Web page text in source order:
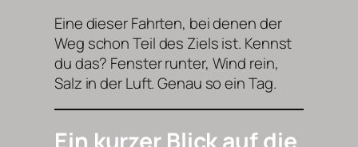
Eine dieser Fahrten, bei denen der
Weg schon Teil des Ziels ist. Kennst
du das? Fenster runter, Wind rein,
Salz in der Luft. Genau so ein Tag.